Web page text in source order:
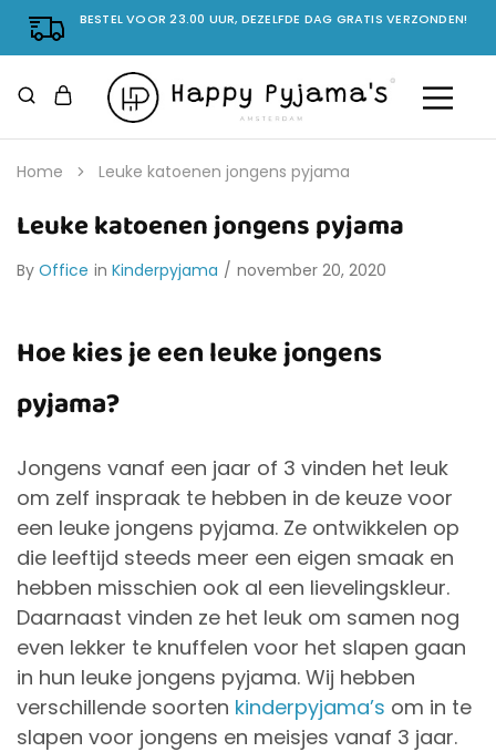
BESTEL VOOR 23.00 UUR, DEZELFDE DAG GRATIS VERZONDEN!
Home Leuke katoenen jongens pyjama
Leuke katoenen jongens pyjama
By Office in Kinderpyjama november 20, 2020
Hoe kies je een leuke jongens
pyjama?
Jongens vanaf een jaar of 3 vinden het leuk
om zelf inspraak te hebben in de keuze voor
een leuke jongens pyjama. Ze ontwikkelen op
die leeftijd steeds meer een eigen smaak en
hebben misschien ook al een lievelingskleur.
Daarnaast vinden ze het leuk om samen nog
even lekker te knuffelen voor het slapen gaan
in hun leuke jongens pyjama. Wij hebben
verschillende soorten kinderpyjama’s om in te
slapen voor jongens en meisjes vanaf 3 jaar.